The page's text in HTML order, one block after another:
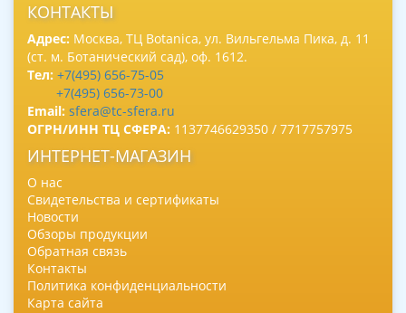
КОНТАКТЫ
Адрес: Москва, ТЦ Botanica, ул. Вильгельма Пика, д. 11
(ст. м. Ботанический сад), оф. 1612.
Тел: +7(495) 656-75-05
+7(495) 656-73-00
Email: sfera@tc-sfera.ru
ОГРН/ИНН ТЦ СФЕРА: 1137746629350 / 7717757975
ИНТЕРНЕТ-МАГАЗИН
О нас
Свидетельства и сертификаты
Новости
Обзоры продукции
Обратная связь
Контакты
Политика конфиденциальности
Карта сайта